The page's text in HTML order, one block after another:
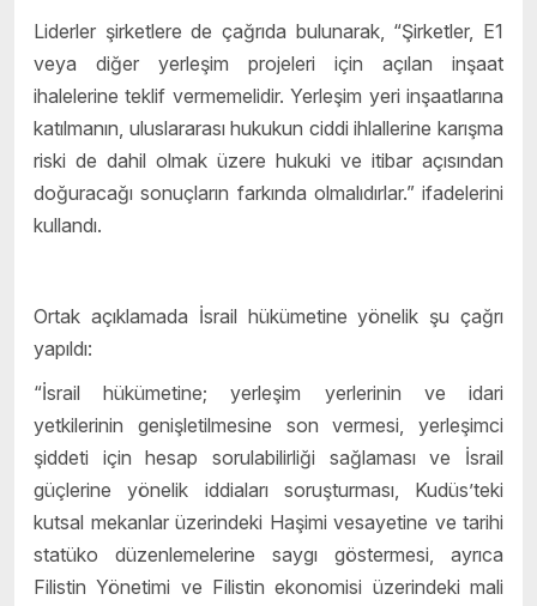
Liderler şirketlere de çağrıda bulunarak, “Şirketler, E1
veya diğer yerleşim projeleri için açılan inşaat
ihalelerine teklif vermemelidir. Yerleşim yeri inşaatlarına
katılmanın, uluslararası hukukun ciddi ihlallerine karışma
riski de dahil olmak üzere hukuki ve itibar açısından
doğuracağı sonuçların farkında olmalıdırlar.” ifadelerini
kullandı.
Ortak açıklamada İsrail hükümetine yönelik şu çağrı
yapıldı:
“İsrail hükümetine; yerleşim yerlerinin ve idari
yetkilerinin genişletilmesine son vermesi, yerleşimci
şiddeti için hesap sorulabilirliği sağlaması ve İsrail
güçlerine yönelik iddiaları soruşturması, Kudüs’teki
kutsal mekanlar üzerindeki Haşimi vesayetine ve tarihi
statüko düzenlemelerine saygı göstermesi, ayrıca
Filistin Yönetimi ve Filistin ekonomisi üzerindeki mali